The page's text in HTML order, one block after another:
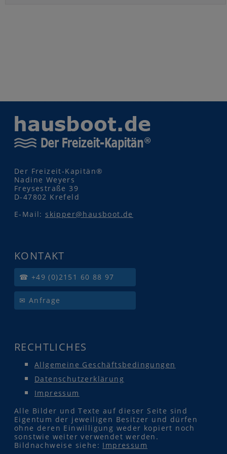
Der Freizeit-Kapitän®
Nadine Weyers
Freysestraße 39
D-47802 Krefeld
E-Mail: skipper@hausboot.de
KONTAKT
☎ +49 (0)2151 60 88 97
✉ Anfrage
RECHTLICHES
Allgemeine Geschäftsbedingungen
Datenschutzerklärung
Impressum
Alle Bilder und Texte auf dieser Seite sind
Eigentum der jeweiligen Besitzer und dürfen
ohne deren Einwilligung weder kopiert noch
sonstwie weiter verwendet werden.
Bildnachweise siehe: Impressum